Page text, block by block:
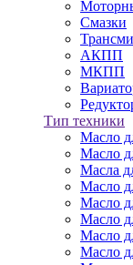
Смазки
АКПП
МКПП
Тип техники
Масло
Масло
Масла
Масло
Масло
Масло
Масло
Масло